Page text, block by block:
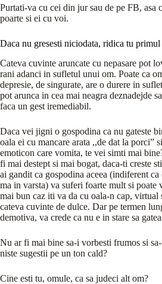
Purtati-va cu cei din jur sau de pe FB, asa
poarte si ei cu voi.
Daca nu gresesti niciodata, ridica tu primul
Cateva cuvinte aruncate cu nepasare pot
rani adanci in sufletul unui om. Poate ca
depresie, de singurate, are o durere in
pot arunca in cea mai neagra deznadejde
faca un gest iremediabil.
Daca vei jigni o gospodina ca nu gateste
oala ei cu mancare arata ,,de dat la porci”
emoticon care vomita, te vei simti mai
fi mai destept si mai bogat, daca-ti creste
ai gandit ca gospodina aceea (indiferent ca
ma in varsta) va suferi foarte mult si poate
mai bun caz iti va da cu oala-n cap, virtual
cateva cuvinte de dulce. Dar pe termen
demotiva, va crede ca nu e in stare sa
Nu ar fi mai bine sa-i vorbesti frumos si
niste sugestii pe un ton cald?
Cine esti tu, omule, ca sa judeci alt om?